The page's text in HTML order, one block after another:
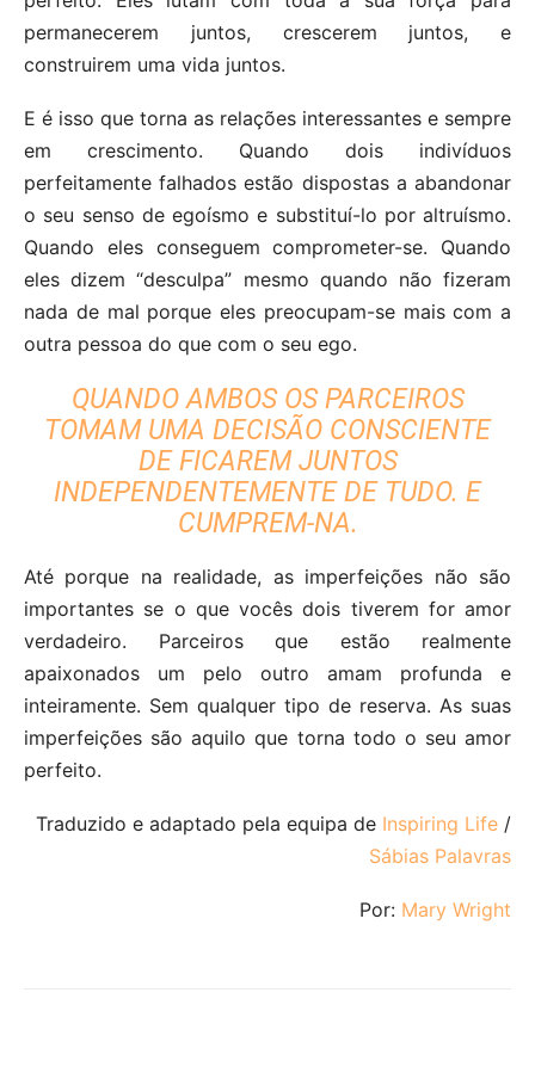
permanecerem juntos, crescerem juntos, e
construirem uma vida juntos.
E é isso que torna as relações interessantes e sempre
em crescimento. Quando dois indivíduos
perfeitamente falhados estão dispostas a abandonar
o seu senso de egoísmo e substituí-lo por altruísmo.
Quando eles conseguem comprometer-se. Quando
eles dizem “desculpa” mesmo quando não fizeram
nada de mal porque eles preocupam-se mais com a
outra pessoa do que com o seu ego.
QUANDO AMBOS OS PARCEIROS
TOMAM UMA DECISÃO CONSCIENTE
DE FICAREM JUNTOS
INDEPENDENTEMENTE DE TUDO. E
CUMPREM-NA.
Até porque na realidade, as imperfeições não são
importantes se o que vocês dois tiverem for amor
verdadeiro. Parceiros que estão realmente
apaixonados um pelo outro amam profunda e
inteiramente. Sem qualquer tipo de reserva. As suas
imperfeições são aquilo que torna todo o seu amor
perfeito.
Traduzido e adaptado pela equipa de Inspiring Life /
Sábias Palavras
Por: Mary Wright